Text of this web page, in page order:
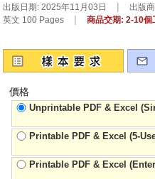
出版日期:2025年11月03日 | 出版
英文 100 Pages | 商品交期: 2-10個
價格
Unprintable PDF & Excel
Printable PDF & Excel (5-
Printable PDF & Excel